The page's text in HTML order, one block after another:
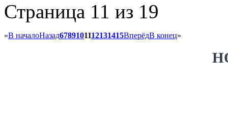
Страница 11 из 19
«В началоНазад6789101112131415ВперёдВ конец»